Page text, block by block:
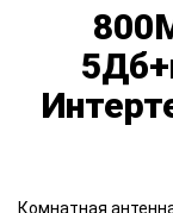
Комнатная